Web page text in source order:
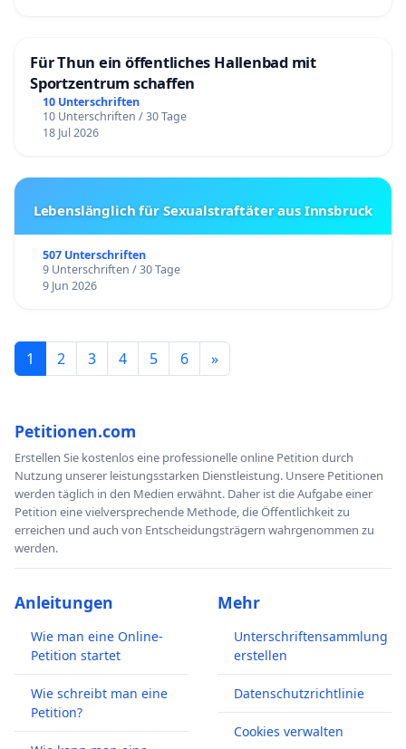
Für Thun ein öffentliches Hallenbad mit
Sportzentrum schaffen
10 Unterschriften
10 Unterschriften / 30 Tage
18 Jul 2026
Lebenslänglich für Sexualstraftäter aus Innsbruck
507 Unterschriften
9 Unterschriften / 30 Tage
9 Jun 2026
1 2 3 4 5 6 »
Petitionen.com
Erstellen Sie kostenlos eine professionelle online Petition durch
Nutzung unserer leistungsstarken Dienstleistung. Unsere Petitionen
werden täglich in den Medien erwähnt. Daher ist die Aufgabe einer
Petition eine vielversprechende Methode, die Öffentlichkeit zu
erreichen und auch von Entscheidungsträgern wahrgenommen zu
werden.
Anleitungen
Wie man eine Online-
Petition startet
Wie schreibt man eine
Petition?
Mehr
Unterschriftensammlung
erstellen
Datenschutzrichtlinie
Cookies verwalten